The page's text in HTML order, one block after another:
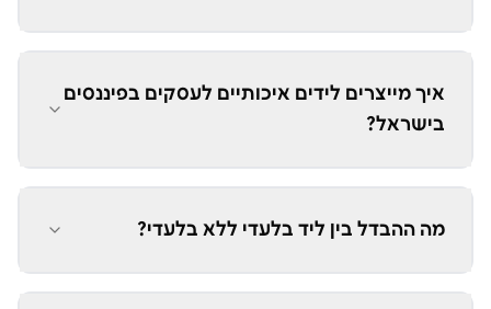
איך מייצרים לידים איכותיים לעסקים בפיננסים
בישראל?
מה ההבדל בין ליד בלעדי ללא בלעדי?